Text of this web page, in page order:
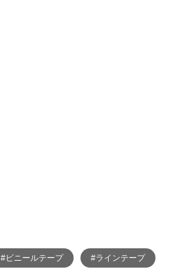
#ビニールテープ #ラインテープ